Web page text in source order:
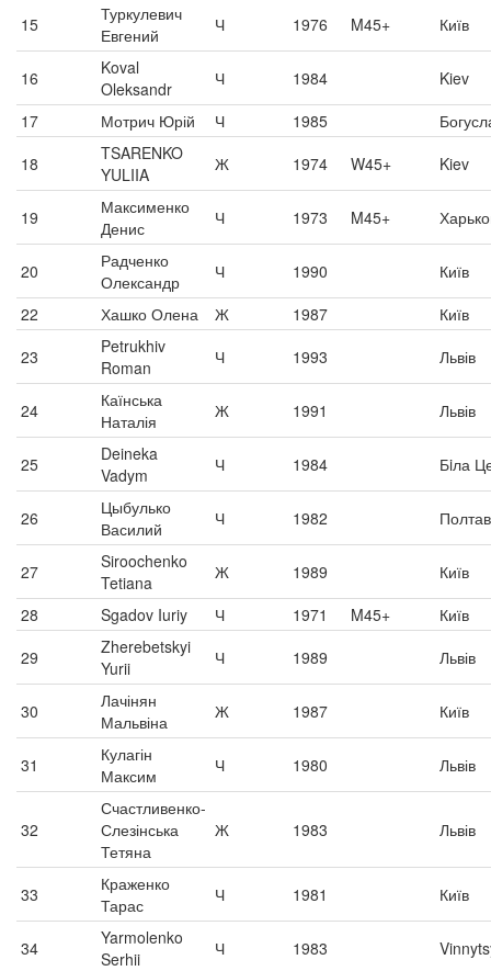
15
Туркулевич
Евгений
Ч 1976 M45+ Київ
16
Koval
Oleksandr
Ч 1984
Kiev
17
Мотрич Юрій Ч 1985
18
TSARENKO
YULIIA
Ж 1974 W45+ Kiev
19
Максименко
Денис
Ч 1973 M45+
20
Радченко
Олександр
Ч 1990
Київ
22
Хашко Олена Ж 1987
Київ
23
Petrukhiv
Roman
Ч 1993 Львів
24
Каїнська
Наталія
Ж 1991 Львів
25
Deineka
Vadym
Ч 1984 Бiла
26
Цыбулько
Василий
Ч 1982
27
Siroochenko
Tetiana
Ж 1989
Київ
28
Sgadov Iuriy Ч 1971 M45+
Київ
29
Zherebetskyi
Yurii
Ч 1989 Львів
30
Лачінян
Мальвіна
Ж 1987 Київ
31
Кулагін
Максим
Ч 1980 Львів
32
Счастливенко-
Слезінська
Тетяна
Ж 1983 Львів
33
Краженко
Тарас
Ч 1981 Київ
34
Yarmolenko
Serhii
Ч 1983